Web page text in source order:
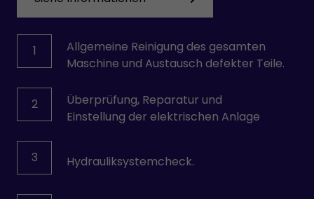
YPC-SOLENOID
1
Allgemeine Reinigung des gesamten
Maschine und Austausch defekter Teile.
2
Überprüfung, Reparatur und
Einstellung der elektrischen Anlage
3 Hydrauliksystemcheck.